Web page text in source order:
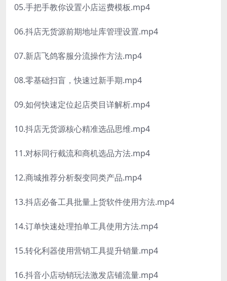
05.手把手教你设置小店运费模板.mp4
06.抖店无货源前期地址库管理设置.mp4
07.新店飞鸽客服分流操作方法.mp4
08.零基础扫盲，快速过新手期.mp4
09.如何快速定位起店类目详解析.mp4
10.抖店无货源核心精准选品思维.mp4
11.对标同行截流和商机选品方法.mp4
12.商城推荐分析裂变同类产品.mp4
13.抖店必备工具批量上货软件使用方法.mp4
14.订单快速处理拍单工具使用方法.mp4
15.转化利器使用营销工具提升销量.mp4
16.抖音小店动销玩法激发店铺流量.mp4